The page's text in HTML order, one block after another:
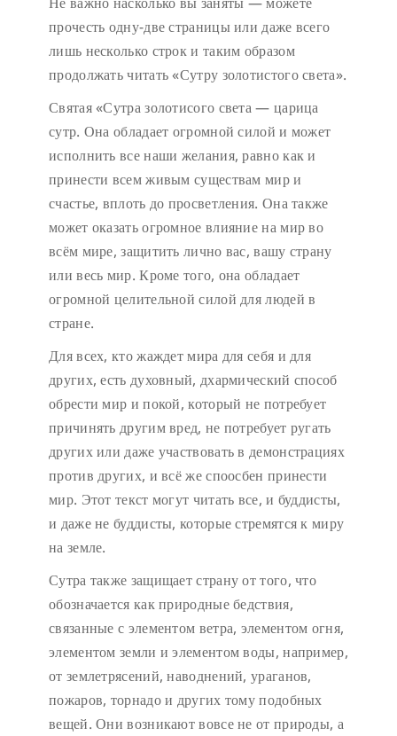
прочесть одну-две страницы или даже всего
лишь несколько строк и таким образом
продолжать читать «Сутру золотистого света».
Святая «Сутра золотисого света — царица
сутр. Она обладает огромной силой и может
исполнить все наши желания, равно как и
принести всем живым существам мир и
счастье, вплоть до просветления. Она также
может оказать огромное влияние на мир во
всём мире, защитить лично вас, вашу страну
или весь мир. Кроме того, она обладает
огромной целительной силой для людей в
стране.
Для всех, кто жаждет мира для себя и для
других, есть духовный, дхармический способ
обрести мир и покой, который не потребует
причинять другим вред, не потребует ругать
других или даже участвовать в демонстрациях
против других, и всё же споосбен принести
мир. Этот текст могут читать все, и буддисты,
и даже не буддисты, которые стремятся к миру
на земле.
Сутра также защищает страну от того, что
обозначается как природные бедствия,
связанные с элементом ветра, элементом огня,
элементом земли и элементом воды, например,
от землетрясений, наводнений, ураганов,
пожаров, торнадо и других тому подобных
вещей. Они возникают вовсе не от природы, а